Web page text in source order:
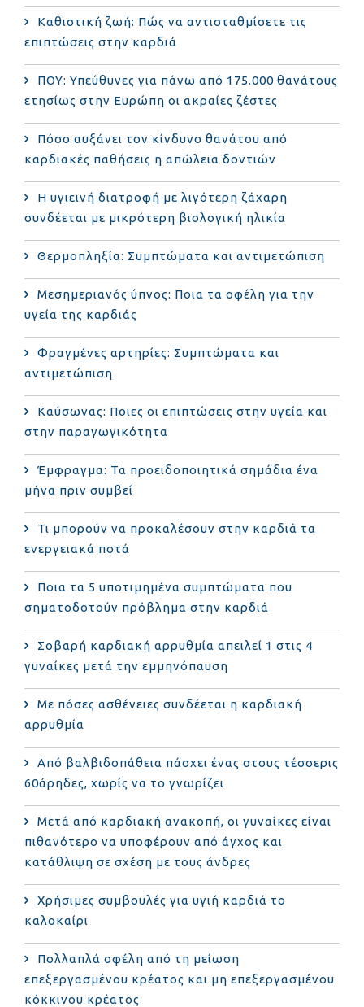
Καθιστική ζωή: Πώς να αντισταθμίσετε τις
επιπτώσεις στην καρδιά
ΠΟΥ: Υπεύθυνες για πάνω από 175.000 θανάτους
ετησίως στην Ευρώπη οι ακραίες ζέστες
Πόσο αυξάνει τον κίνδυνο θανάτου από
καρδιακές παθήσεις η απώλεια δοντιών
Η υγιεινή διατροφή με λιγότερη ζάχαρη
συνδέεται με μικρότερη βιολογική ηλικία
Θερμοπληξία: Συμπτώματα και αντιμετώπιση
Μεσημεριανός ύπνος: Ποια τα οφέλη για την
υγεία της καρδιάς
Φραγμένες αρτηρίες: Συμπτώματα και
αντιμετώπιση
Καύσωνας: Ποιες οι επιπτώσεις στην υγεία και
στην παραγωγικότητα
Έμφραγμα: Τα προειδοποιητικά σημάδια ένα
μήνα πριν συμβεί
Τι μπορούν να προκαλέσουν στην καρδιά τα
ενεργειακά ποτά
Ποια τα 5 υποτιμημένα συμπτώματα που
σηματοδοτούν πρόβλημα στην καρδιά
Σοβαρή καρδιακή αρρυθμία απειλεί 1 στις 4
γυναίκες μετά την εμμηνόπαυση
Με πόσες ασθένειες συνδέεται η καρδιακή
αρρυθμία
Από βαλβιδοπάθεια πάσχει ένας στους τέσσερις
60άρηδες, χωρίς να το γνωρίζει
Μετά από καρδιακή ανακοπή, οι γυναίκες είναι
πιθανότερο να υποφέρουν από άγχος και
κατάθλιψη σε σχέση με τους άνδρες
Χρήσιμες συμβουλές για υγιή καρδιά το
καλοκαίρι
Πολλαπλά οφέλη από τη μείωση
επεξεργασμένου κρέατος και μη επεξεργασμένου
κόκκινου κρέατος